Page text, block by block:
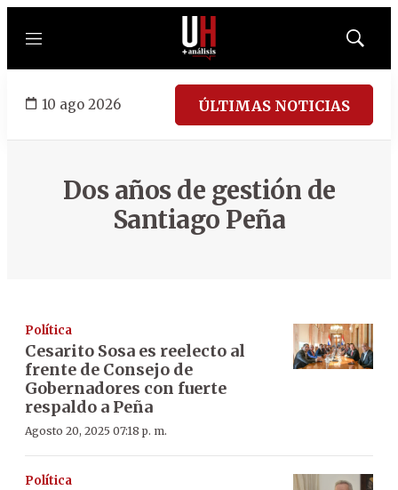
Menú
Mostrar
10 ago 2026 ÚLTIMAS NOTICIAS
Dos años de gestión de
Santiago Peña
Política
Cesarito Sosa es reelecto al
frente de Consejo de
Gobernadores con fuerte
respaldo a Peña
Agosto 20, 2025 07:18 p. m.
Política